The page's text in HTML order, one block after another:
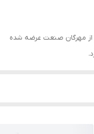
مهرگان صنعت عرضه شده